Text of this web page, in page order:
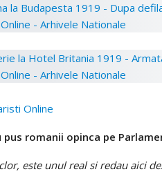
Online
pus romanii opinca pe
este unul real si redau aici